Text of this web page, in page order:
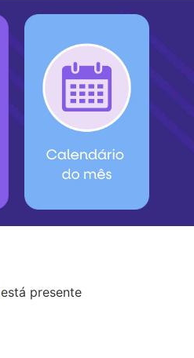
está presente